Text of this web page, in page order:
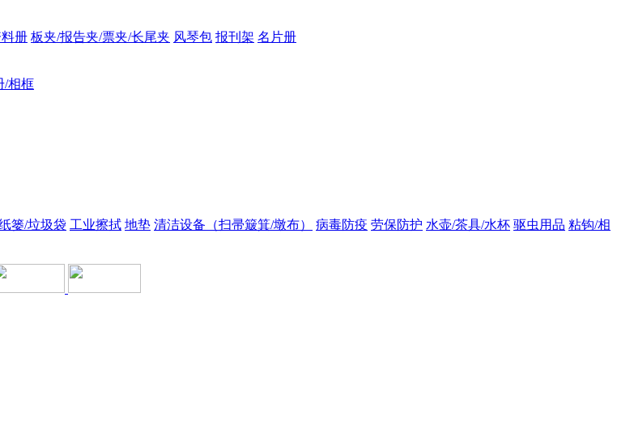
册 板夹/报告夹/票夹/长尾夹 风琴包 报刊架 名片册
/相框
篓/垃圾袋 工业擦拭 地垫 清洁设备（扫帚簸箕/墩布） 病毒防疫 劳保防护 水壶/茶具/水杯 驱虫用品 粘钩/相